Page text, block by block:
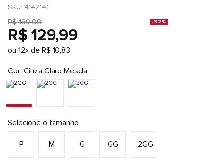
SKU: 4142141
R$ 189,99 -32%
R$ 129,99
ou 12x de R$ 10,83
Cor Cinza Claro Mescla
Selecione o tamanho
2GG
G GG
M
P